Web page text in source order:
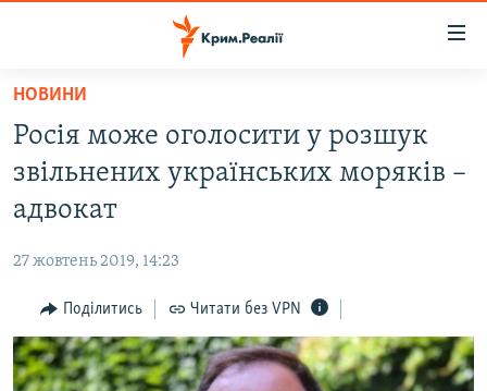
Перейти
основного
матеріалу
до
основної
Перейти
до
пошуку
БЛОГИ
ПОГЛЯД
ІНТЕРВ'Ю
НОВИНИ
Росія може оголосити у розшук
звільнених українських моряків –
адвокат
27 жовтень 2019, 14:23
Поділитись Читати без VPN